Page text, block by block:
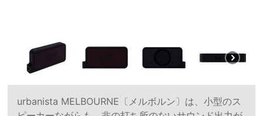
urbanista MELBOURNE〔メルボルン〕は、小型のス